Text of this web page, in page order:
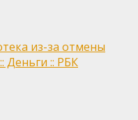
из-за отмены
Деньги :: РБК